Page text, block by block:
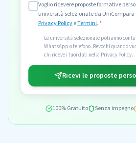
Voglio ricevere proposte formative
università selezionate da UniCompara
Privacy PolicyeTermini.*
Le università selezionate potranno
WhatsApp o telefono. Revochi quando
chi riceve i tuoi dati nella Privacy Policy.
Ricevi le proposte
100% Gratuito Senza impegno